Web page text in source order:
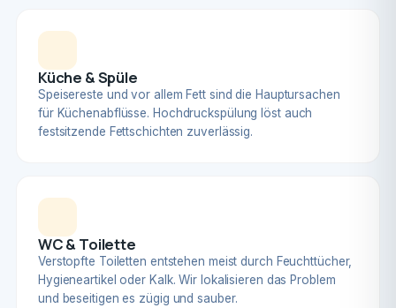
Küche & Spüle
Speisereste und vor allem Fett sind die Hauptursachen
für Küchenabflüsse. Hochdruckspülung löst auch
festsitzende Fettschichten zuverlässig.
WC & Toilette
Verstopfte Toiletten entstehen meist durch Feuchttücher,
Hygieneartikel oder Kalk. Wir lokalisieren das Problem
und beseitigen es zügig und sauber.